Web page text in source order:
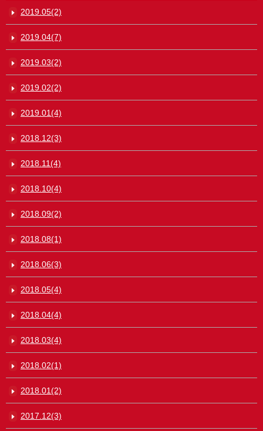
2019.05(2)
2019.04(7)
2019.03(2)
2019.02(2)
2019.01(4)
2018.12(3)
2018.11(4)
2018.10(4)
2018.09(2)
2018.08(1)
2018.06(3)
2018.05(4)
2018.04(4)
2018.03(4)
2018.02(1)
2018.01(2)
2017.12(3)